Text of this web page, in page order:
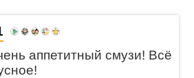
аппетитный смузи! Всё